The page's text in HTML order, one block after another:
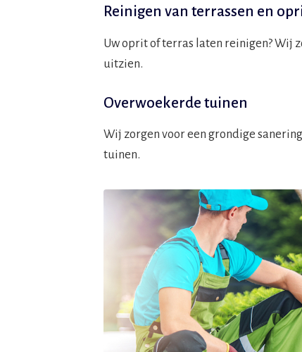
Reinigen van terrassen en
Uw oprit of terras laten reinigen? Wij
uitzien.
Overwoekerde tuinen
Wij zorgen voor een grondige
tuinen.